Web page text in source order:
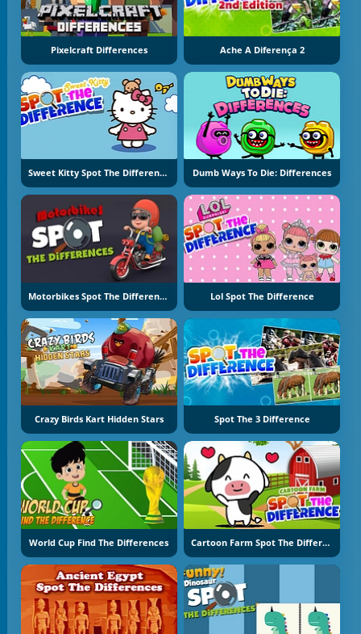
Pixelcraft Differences Ache A Diferença 2
Sweet Kitty Spot The Difference Dumb Ways To Die: Differences
Motorbikes Spot The Difference Lol Spot The Difference
Crazy Birds Kart Hidden Stars Spot The 3 Difference
World Cup Find The Differences Cartoon Farm Spot The Difference